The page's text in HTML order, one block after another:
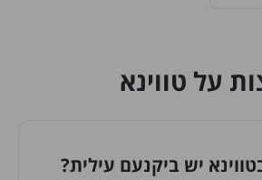
על טווינא
יש ביקנעם עילית?